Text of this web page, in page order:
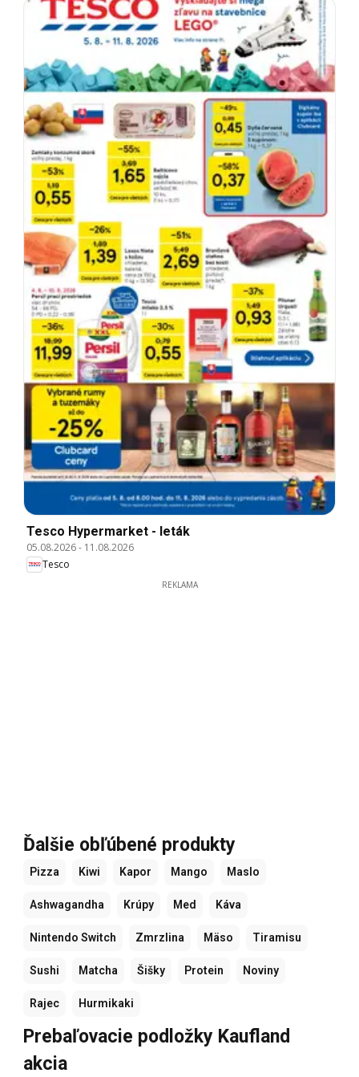
Tesco Hypermarket - leták
05.08.2026- 11.08.2026
Tesco
REKLAMA
Ďalšie obľúbené produkty
Pizza Kiwi Kapor Mango Maslo
Ashwagandha Krúpy Med Káva
Nintendo Switch Zmrzlina Mäso Tiramisu
Sushi Matcha Šišky Protein Noviny
Rajec Hurmikaki
Prebaľovacie podložky Kaufland
akcia